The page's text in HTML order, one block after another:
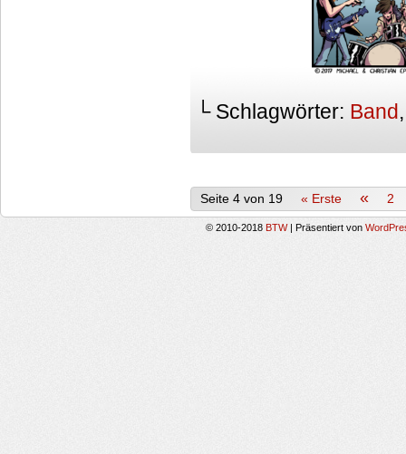
└ Schlagwörter: Band
Seite 4 von 19 « Erste « 2
© 2010-2018 BTW | Präsentiert von